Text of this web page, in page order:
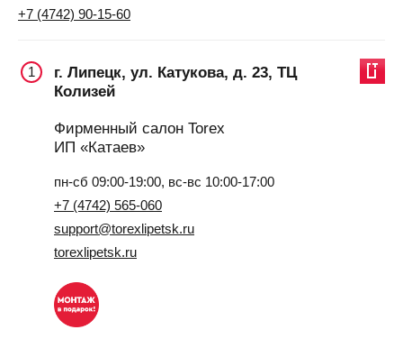
+7 (4742) 90-15-60
1
г. Липецк, ул. Катукова, д. 23, ТЦ
Колизей
Фирменный салон Torex
ИП «Катаев»
пн-сб 09:00-19:00, вс-вс 10:00-17:00
+7 (4742) 565-060
support@torexlipetsk.ru
torexlipetsk.ru